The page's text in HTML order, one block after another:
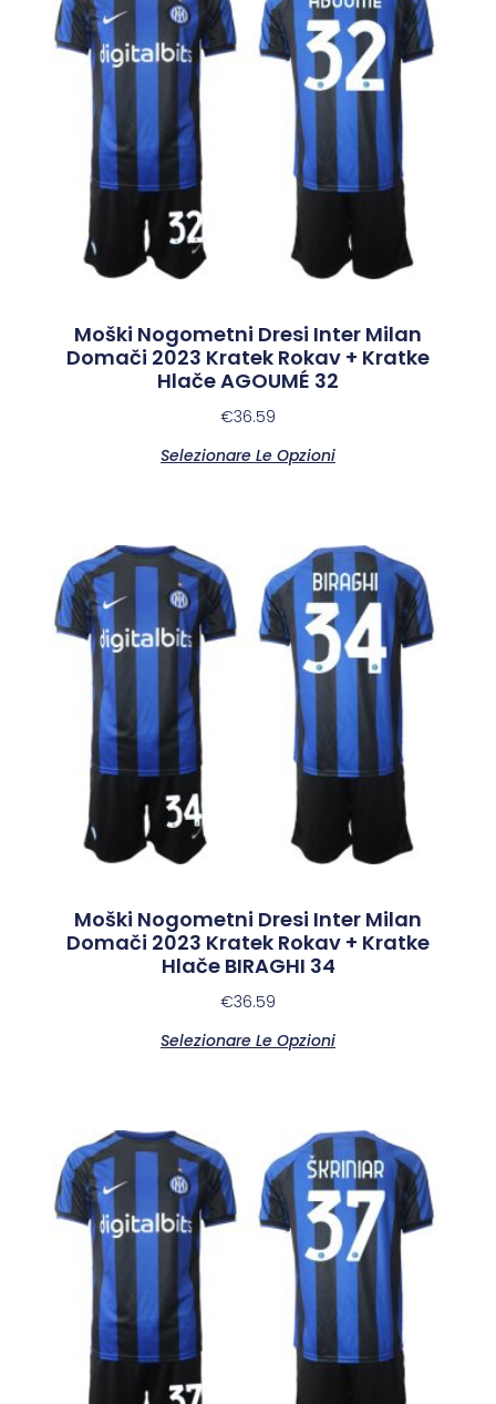
Moški Nogometni Dresi Inter Milan
Domači 2023 Kratek Rokav + Kratke
Hlače AGOUMÉ 32
€36.59
Selezionare Le Opzioni
Moški Nogometni Dresi Inter Milan
Domači 2023 Kratek Rokav + Kratke
Hlače BIRAGHI 34
€36.59
Selezionare Le Opzioni